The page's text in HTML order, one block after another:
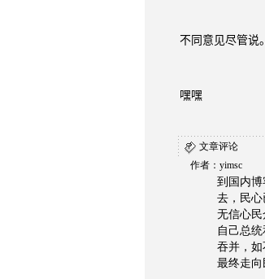
不同意见尽管说
嘿嘿
文章评论
作者：yimsc
到国内
去，民
无信心
自己总
吞并，
最终走向